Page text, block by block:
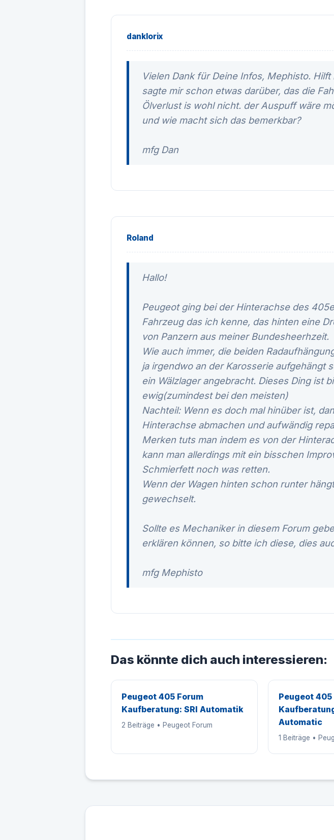
danklorix
Vielen Dank für Deine Infos, Mephisto.
sagte mir schon etwas darüber, das die
Ölverlust is wohl nicht. der Auspuff wäre
und wie macht sich das bemerkbar?
mfg Dan
Roland
Hallo!
Peugeot ging bei der Hinterachse des
Fahrzeug das ich kenne, das hinten eine
von Panzern aus meiner Bundesheerhzeit.
Wie auch immer, die beiden
ja irgendwo an der Karosserie aufgehängt
ein Wälzlager angebracht. Dieses Ding ist
ewig(zumindest bei den meisten)
Nachteil: Wenn es doch mal hinüber ist,
Hinterachse abmachen und aufwändig
Merken tuts man indem es von der
kann man allerdings mit ein bisschen
Schmierfett noch was retten.
Wenn der Wagen hinten schon runter
gewechselt.
Sollte es Mechaniker in diesem Forum
erklären können, so bitte ich diese, dies
mfg Mephisto
Das könnte dich auch interessieren:
Peugeot 405 Forum
Kaufberatung: SRI Automatik
2 Beiträge • Peugeot Forum
Peugeot 405
Automatic
1 Beiträge •